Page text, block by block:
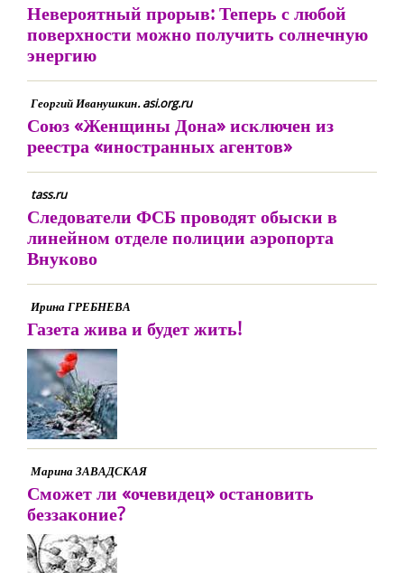
Невероятный прорыв: Теперь с любой
поверхности можно получить солнечную
энергию
Георгий Иванушкин. asi.org.ru
Союз «Женщины Дона» исключен из
реестра «иностранных агентов»
tass.ru
Следователи ФСБ проводят обыски в
линейном отделе полиции аэропорта
Внуково
Ирина ГРЕБНЕВА
Газета жива и будет жить!
Марина ЗАВАДСКАЯ
Сможет ли «очевидец» остановить
беззаконие?